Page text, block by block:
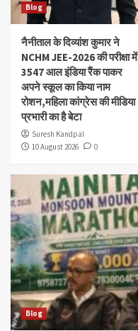
Blog
नैनीताल के दिव्यांश‌ कुमार ने
NCHM JEE-2026 की परीक्षा में
3547 आल इंडिया रैंक पाकर
अपने स्कूल का किया नाम
रोशन,महिला कांग्रेस की मीडिया
प्रभारी का है बेटा
Suresh Kandpal
10 August 2026
0
Blog